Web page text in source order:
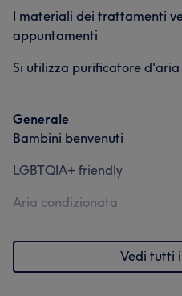
I materiali dei trattamenti
appuntamenti
Si utilizza purificatore d'aria
Generale
Bambini benvenuti
LGBTQIA+ friendly
Aria condizionata
Vedi tutti